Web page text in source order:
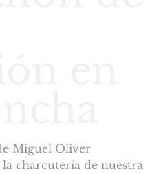
Miguel Oliver
la charcutería de nuestra